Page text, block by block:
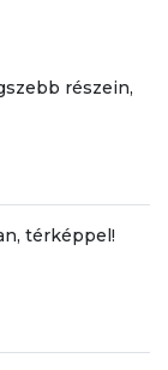
részein,
térképpel!